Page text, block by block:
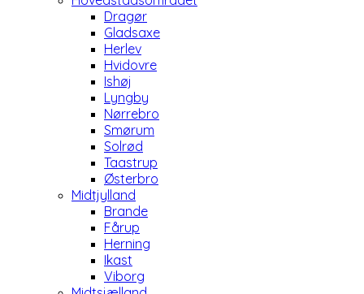
Dragør
Gladsaxe
Herlev
Hvidovre
Ishøj
Lyngby
Nørrebro
Smørum
Solrød
Taastrup
Østerbro
Midtjylland
Brande
Fårup
Herning
Ikast
Viborg